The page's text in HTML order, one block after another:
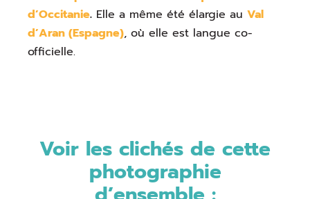
d’Occitanie. Elle a même été élargie au Val
d’Aran (Espagne), où elle est langue co-
officielle.
Voir les clichés de cette
photographie